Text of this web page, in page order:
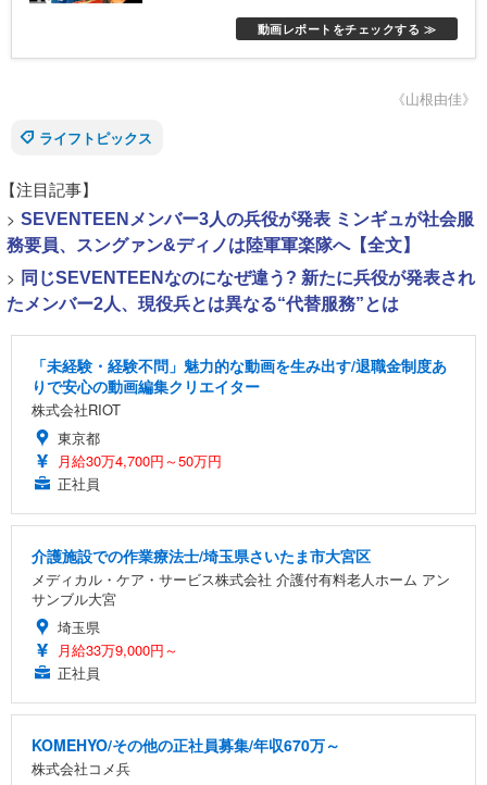
は「炙り明太子」から選べます
動画レポートをチェックする ≫
《山根由佳》
ライフトピックス
【注目記事】
> SEVENTEENメンバー3人の兵役が発表 ミンギュが社会服
務要員、スングァン&ディノは陸軍軍楽隊へ【全文】
> 同じSEVENTEENなのになぜ違う? 新たに兵役が発表され
たメンバー2人、現役兵とは異なる“代替服務”とは
「未経験・経験不問」魅力的な動画を生み出す/退職金制度あ
りで安心の動画編集クリエイター
株式会社RIOT
東京都
月給30万4,700円～50万円
正社員
介護施設での作業療法士/埼玉県さいたま市大宮区
メディカル・ケア・サービス株式会社 介護付有料老人ホーム アン
サンブル大宮
埼玉県
月給33万9,000円～
正社員
KOMEHYO/その他の正社員募集/年収670万～
株式会社コメ兵